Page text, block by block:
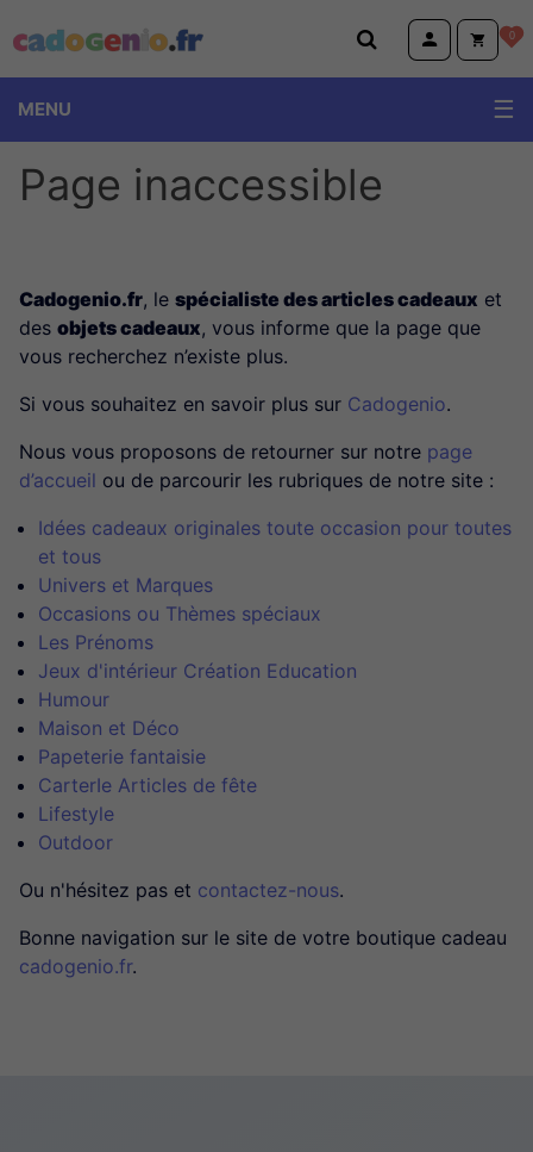
Cadogenio.fr 0
MENU
Page inaccessible
Cadogenio.fr, le spécialiste des articles cadeaux et
des objets cadeaux, vous informe que la page que
vous recherchez n’existe plus.
Si vous souhaitez en savoir plus sur Cadogenio.
Nous vous proposons de retourner sur notre page
d’accueil ou de parcourir les rubriques de notre site :
Idées cadeaux originales toute occasion pour toutes
et tous
Univers et Marques
Occasions ou Thèmes spéciaux
Les Prénoms
Jeux d'intérieur Création Education
Humour
Maison et Déco
Papeterie fantaisie
CarterIe Articles de fête
Lifestyle
Outdoor
Ou n'hésitez pas et contactez-nous.
Bonne navigation sur le site de votre boutique cadeau
cadogenio.fr.